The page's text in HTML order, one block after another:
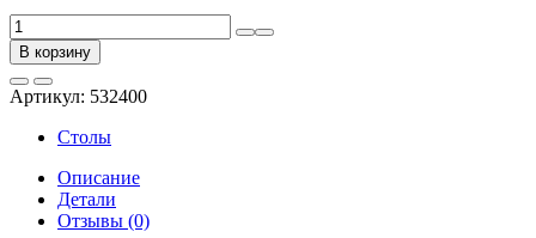
Количество
товара
Ливи
140(200)х80х78
белый
мрамор
черный
В корзину
Артикул: 532400
Столы
Описание
Детали
Отзывы (0)